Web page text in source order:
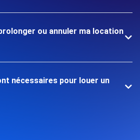
ou annuler ma location
nécessaires pour louer un